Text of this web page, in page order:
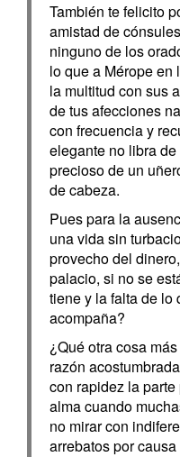
También te felicito
amistad de
ninguno de los
lo que a Mérope en
la multitud con sus
de tus afecciones
con frecuencia y
elegante no libra
precioso de un
de cabeza.
Pues para la
una vida sin
provecho del
palacio, si no se
tiene y la falta de lo
acompaña?
¿Qué otra cosa
razón
con rapidez la
alma cuando
no mirar con
arrebatos por